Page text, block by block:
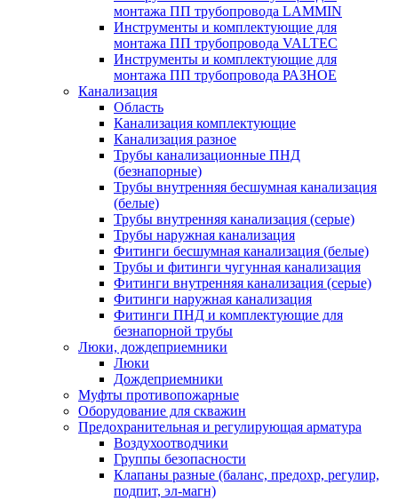
монтажа ПП трубопровода LAMMIN
Инструменты и комплектующие для
монтажа ПП трубопровода VALTEC
Инструменты и комплектующие для
монтажа ПП трубопровода РАЗНОЕ
Канализация
Область
Канализация комплектующие
Канализация разное
Трубы канализационные ПНД
(безнапорные)
Трубы внутренняя бесшумная канализация
(белые)
Трубы внутренняя канализация (серые)
Трубы наружная канализация
Фитинги бесшумная канализация (белые)
Трубы и фитинги чугунная канализация
Фитинги внутренняя канализация (серые)
Фитинги наружная канализация
Фитинги ПНД и комплектующие для
безнапорной трубы
Люки, дождеприемники
Люки
Дождеприемники
Муфты противопожарные
Оборудование для скважин
Предохранительная и регулирующая арматура
Воздухоотводчики
Группы безопасности
Клапаны разные (баланс, предохр, регулир,
подпит, эл-магн)